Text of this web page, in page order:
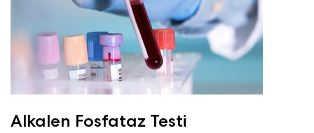
Alkalen Fosfataz Testi